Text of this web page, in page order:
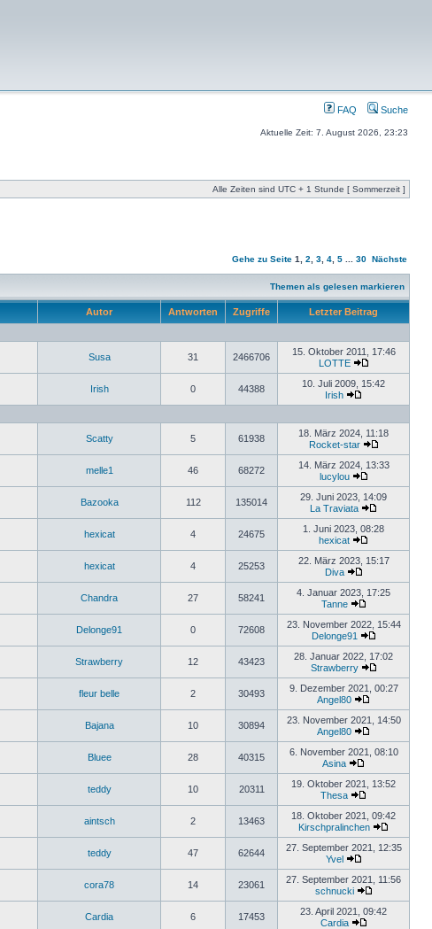
FAQ Suche
Aktuelle Zeit: 7. August 2026, 23:23
Alle Zeiten sind UTC + 1 Stunde [ Sommerzeit ]
Gehe zu Seite 1 2 3 4 5 30 Nächste
Themen als gelesen markieren
Autor Antworten Zugriffe Letzter Beitrag
Susa 31 2466706
15. Oktober 2011, 17:46
LOTTE
Irish 0 44388
10. Juli 2009, 15:42
Irish
Scatty 5 61938
18. März 2024, 11:18
Rocket-star
melle1 46 68272
14. März 2024, 13:33
lucylou
Bazooka 112 135014
29. Juni 2023, 14:09
La Traviata
hexicat 4 24675
1. Juni 2023, 08:28
hexicat
hexicat 4 25253
22. März 2023, 15:17
Diva
Chandra 27 58241
4. Januar 2023, 17:25
Tanne
Delonge91 0 72608
23. November 2022, 15:44
Delonge91
Strawberry 12 43423
28. Januar 2022, 17:02
Strawberry
fleur belle 2 30493
9. Dezember 2021, 00:27
Angel80
Bajana 10 30894
23. November 2021, 14:50
Angel80
Bluee 28 40315
6. November 2021, 08:10
Asina
teddy 10 20311
19. Oktober 2021, 13:52
Thesa
aintsch 2 13463
18. Oktober 2021, 09:42
Kirschpralinchen
teddy 47 62644
27. September 2021, 12:35
Yvel
cora78 14 23061
27. September 2021, 11:56
schnucki
Cardia 6 17453
23. April 2021, 09:42
Cardia